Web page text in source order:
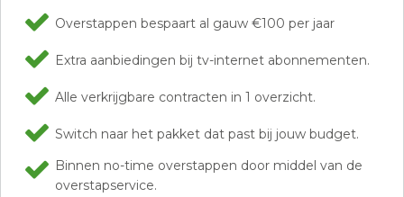
Overstappen bespaart al gauw €100 per jaar
Extra aanbiedingen bij tv-internet abonnementen.
Alle verkrijgbare contracten in 1 overzicht.
Switch naar het pakket dat past bij jouw budget.
Binnen no-time overstappen door middel van de
overstapservice.